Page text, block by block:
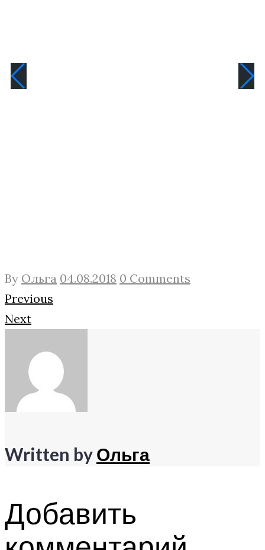
By Ольга 04.08.2018 0 Comments
Facebook
Twitter
Google+
Навигация
по
записям
Previous
Next
Written byОльга
Добавить